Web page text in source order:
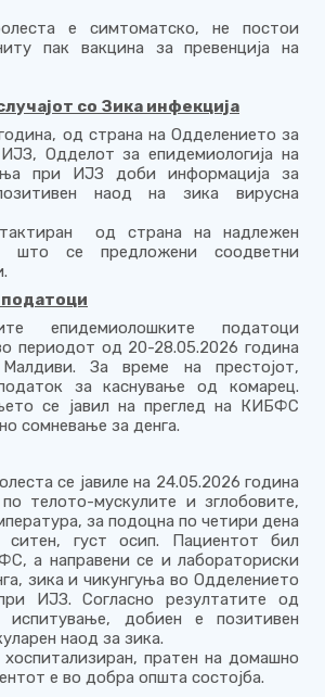
е симтоматско, не постои
пак вакцина за превенција на
со Зика инфекција
од страна на Одделението за
Одделот за епидемиологија на
при ИЈЗ доби информација за
наод на зика вирусна
од страна на надлежен
што се предложени соодветни
епидемиолошките податоци
периодот од 20-28.05.2026 година
Малдиви. За време на престојот,
за каснување од комарец.
се јавил на преглед на КИБФС
сомневање за денга.
се јавиле на 24.05.2026 година
телото-мускулите и зглобовите,
за подоцна по четири дена
густ осип. Пациентот бил
а направени се и лабораториски
зика и чикунгуња во Одделението
ИЈЗ. Согласно резултатите од
испитување, добиен е позитивен
наод за зика.
пратен на домашно
е во добра општа состојба.